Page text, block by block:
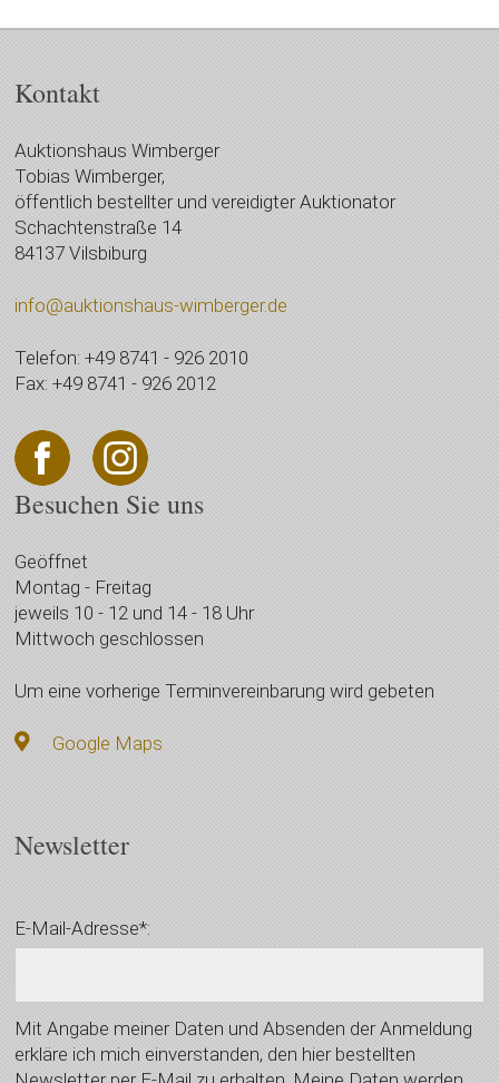
Kontakt
Auktionshaus Wimberger
Tobias Wimberger,
öffentlich bestellter und vereidigter Auktionator
Schachtenstraße 14
84137 Vilsbiburg
info@auktionshaus-wimberger.de
Telefon: +49 8741 - 926 2010
Fax: +49 8741 - 926 2012
Besuchen Sie uns
Geöffnet
Montag - Freitag
jeweils 10 - 12 und 14 - 18 Uhr
Mittwoch geschlossen
Um eine vorherige Terminvereinbarung wird gebeten
Google Maps
Newsletter
E-Mail-Adresse*:
Mit Angabe meiner Daten und Absenden der Anmeldung
erkläre ich mich einverstanden, den hier bestellten